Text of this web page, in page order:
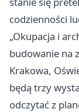
codzienności
„Okupacja i
budowanie na
Krakowa,
będą trzy
odczytać z